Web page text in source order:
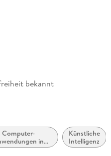
bekannt
Computer-
in
Kunst und
Künstliche
Intelligenz